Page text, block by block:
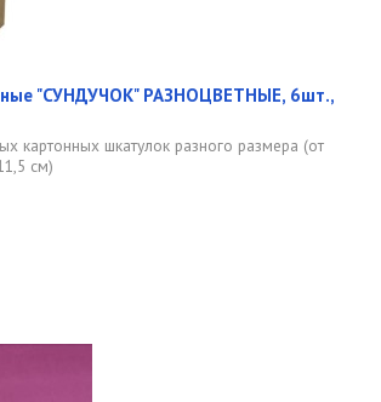
"СУНДУЧОК" РАЗНОЦВЕТНЫЕ, 6шт.,
картонных шкатулок разного размера (от
см)